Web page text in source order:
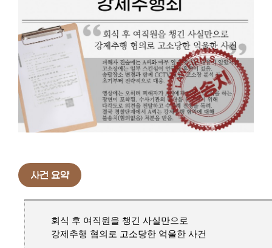
사건 요약
회식 후 여직원을 챙긴 사실만으로
강제추행 혐의로 고소당한 억울한 사건